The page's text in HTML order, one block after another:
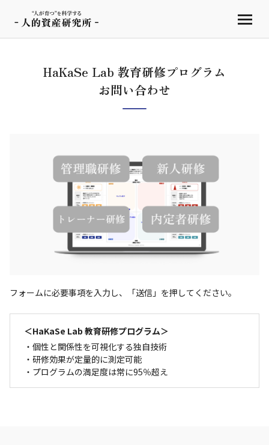
HaKaSe Lab 教育研修プログラム
お問い合わせ
フォームに必要事項を入力し、「送信」を押してください。
＜HaKaSe Lab 教育研修プログラム＞
・個性と関係性を可視化する独自技術
・研修効果が定量的に測定可能
・プログラムの満足度は常に95％超え